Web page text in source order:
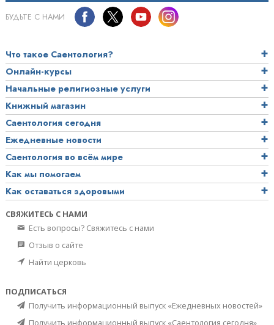
БУДЬТЕ С НАМИ
Что такое Саентология?
Онлайн-курсы
Начальные религиозные услуги
Книжный магазин
Саентология сегодня
Ежедневные новости
Саентология во всём мире
Как мы помогаем
Как оставаться здоровыми
СВЯЖИТЕСЬ С НАМИ
Есть вопросы? Свяжитесь с нами
Отзыв о сайте
Найти церковь
ПОДПИСАТЬСЯ
Получить информационный выпуск «Ежедневных новостей»
Получить информационный выпуск «Саентология сегодня»